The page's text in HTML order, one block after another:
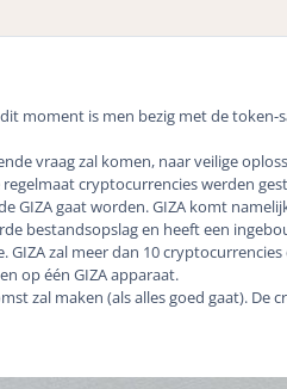
moment is men bezig met de token-
vraag zal komen, naar veilige
cryptocurrencies werden
GIZA gaat worden. GIZA komt
bestandsopslag en heeft een
zal meer dan 10 cryptocurrencies
op één GIZA apparaat.
zal maken (als alles goed gaat). De